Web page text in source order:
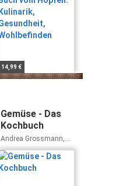
Wohlbefinden
14,99 €
Gemüse - Das
Kochbuch
Andrea Grossmann,
Johann Pabst, Michael
Kolm